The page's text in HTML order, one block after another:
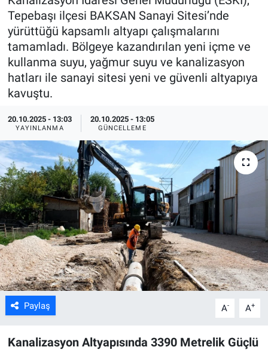
Tepebaşı ilçesi BAKSAN Sanayi Sitesi’nde
yürüttüğü kapsamlı altyapı çalışmalarını
tamamladı. Bölgeye kazandırılan yeni içme ve
kullanma suyu, yağmur suyu ve kanalizasyon
hatları ile sanayi sitesi yeni ve güvenli altyapıya
kavuştu.
20.10.2025 - 13:03
YAYINLANMA
20.10.2025 - 13:05
GÜNCELLEME
Paylaş A- A+
Kanalizasyon Altyapısında 3390 Metrelik Güçlü
TEKNOLOJİ
EKONOMİ
SPOR
ASAYİŞ
Son Dakika Haberleri
Haber Arşivi